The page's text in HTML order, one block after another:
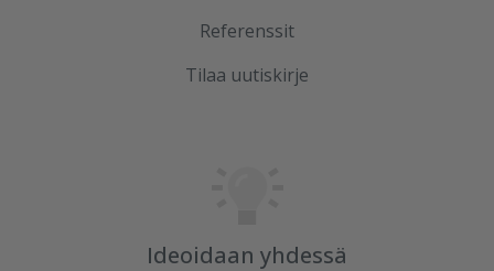
Referenssit
Tilaa uutiskirje
Ideoidaan yhdessä